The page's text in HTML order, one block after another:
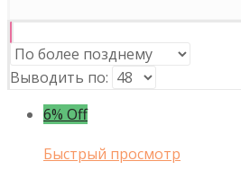
Выводить по:
6% Off
Быстрый просмотр